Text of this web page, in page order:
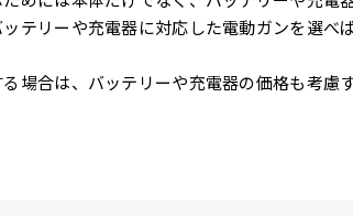
テリーや充電器に対応した電動ガンを選べ
場合は、バッテリーや充電器の価格も考慮